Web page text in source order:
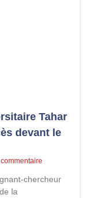
Tahar
devant le
chercheur
la